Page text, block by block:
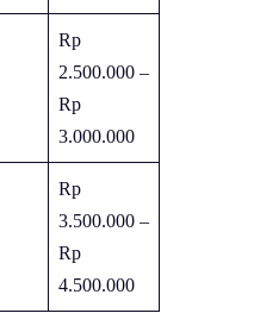
Rp
2.500.000 –
Rp
3.000.000
Rp
3.500.000 –
Rp
4.500.000